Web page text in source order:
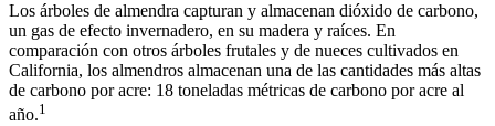
Los árboles de almendra capturan y almacenan dióxido de carbono,
un gas de efecto invernadero, en su madera y raíces. En
comparación con otros árboles frutales y de nueces cultivados en
California, los almendros almacenan una de las cantidades más altas
de carbono por acre: 18 toneladas métricas de carbono por acre al
año.1